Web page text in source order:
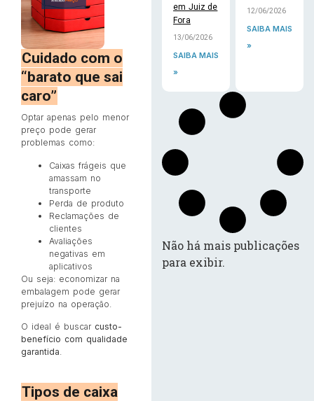
Cuidado com o
“barato que sai
caro”
Optar apenas pelo menor
preço pode gerar
problemas como:
Caixas frágeis que
amassam no
transporte
Perda de produto
Reclamações de
clientes
Avaliações
negativas em
aplicativos
Ou seja: economizar na
embalagem pode gerar
prejuízo na operação.
O ideal é buscar custo-
benefício com qualidade
garantida.
Tipos de caixa
em Juiz de
Fora
13/06/2026
SAIBA MAIS
»
12/06/2026
SAIBA MAIS
»
Não há mais publicações
para exibir.